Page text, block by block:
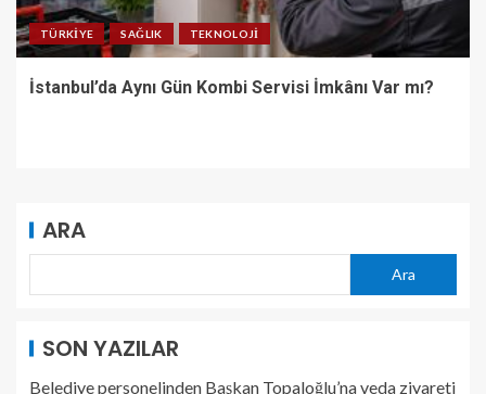
TÜRKIYE SAĞLIK TEKNOLOJI
İstanbul’da Aynı Gün Kombi Servisi İmkânı Var mı?
ARA
Ara
SON YAZILAR
Belediye personelinden Başkan Topaloğlu’na veda ziyareti